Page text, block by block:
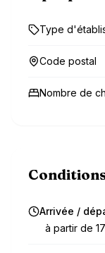
Type
Code postal
Nombre de
Arrivée /
à partir de